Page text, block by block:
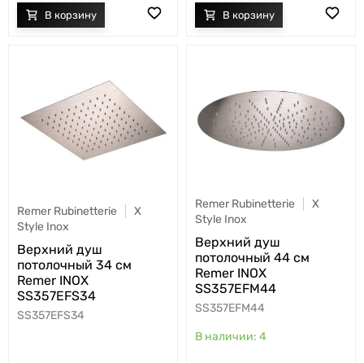
Remer Rubinetterie
X
Style Inox
Верхний душ
потолочный 34 см
Remer INOX
SS357EFS34
SS357EFS34
Remer Rubinetterie
X
Style Inox
Верхний душ
потолочный 44 см
Remer INOX
SS357EFM44
SS357EFM44
4